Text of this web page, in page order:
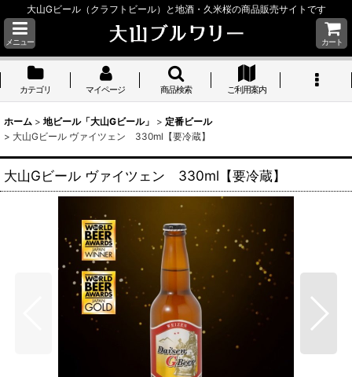
大山Gビール（クラフトビール）と地酒・久米桜の商品販売サイトです
メニュー カート
カテゴリ マイページ 商品検索 ご利用案内
ホーム > 地ビール「大山Gビール」 > 定番ビール
> 大山Gビール ヴァイツェン 330ml【要冷蔵】
大山Gビール ヴァイツェン 330ml【要冷蔵】